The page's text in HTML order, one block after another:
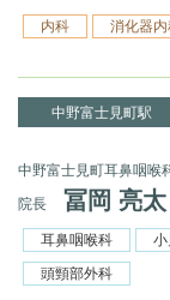
内科 消化器
中野富士見町駅
中野富士見町耳鼻咽喉
院長
冨岡 亮太
耳鼻咽喉科
頭頸部外科